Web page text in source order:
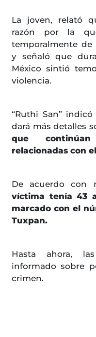
La joven, relató
razón por la
temporalmente de
y señaló que
México sintió
violencia.
“Ruthi San”
dará más detalles
que
relacionadas con
De acuerdo con
víctima tenía 43
marcado con el
Tuxpan.
Hasta ahora,
informado sobre
crimen.